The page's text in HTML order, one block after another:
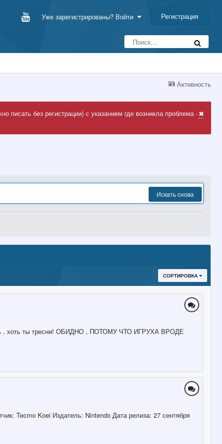
Уже зарегистрированы? Войти Регистрация
Активность
писать без регистрации) с указанием где возникла проблема -
Искать снова
СОРТИРОВКА
, хоть ты тресни! ОБИДНО , ПОТОМУ ЧТО ИГРУХА ВРОДЕ
Tecmo Koei Издатель: Nintendo Дата релиза: 27 сентября